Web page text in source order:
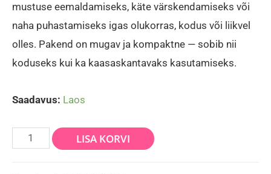
mustuse eemaldamiseks, käte värskendamiseks või
naha puhastamiseks igas olukorras, kodus või liikvel
olles. Pakend on mugav ja kompaktne — sobib nii
koduseks kui ka kaasaskantavaks kasutamiseks.
Saadavus: Laos
Salvrätikud
LISA KORVI